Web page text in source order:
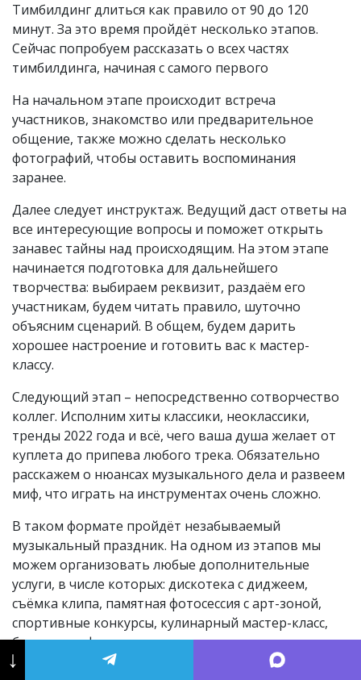
Тимбилдинг длиться как правило от 90 до 120
минут. За это время пройдёт несколько этапов.
Сейчас попробуем рассказать о всех частях
тимбилдинга, начиная с самого первого
На начальном этапе происходит встреча
участников, знакомство или предварительное
общение, также можно сделать несколько
фотографий, чтобы оставить воспоминания
заранее.
Далее следует инструктаж. Ведущий даст ответы на
все интересующие вопросы и поможет открыть
занавес тайны над происходящим. На этом этапе
начинается подготовка для дальнейшего
творчества: выбираем реквизит, раздаём его
участникам, будем читать правило, шуточно
объясним сценарий. В общем, будем дарить
хорошее настроение и готовить вас к мастер-
классу.
Следующий этап – непосредственно сотворчество
коллег. Исполним хиты классики, неоклассики,
тренды 2022 года и всё, чего ваша душа желает от
куплета до припева любого трека. Обязательно
расскажем о нюансах музыкального дела и развеем
миф, что играть на инструментах очень сложно.
В таком формате пройдёт незабываемый
музыкальный праздник. На одном из этапов мы
можем организовать любые дополнительные
услуги, в числе которых: дискотека с диджеем,
съёмка клипа, памятная фотосессия с арт-зоной,
спортивные конкурсы, кулинарный мастер-класс,
банкет или фуршет с индивидуальным меню,
кейтеринг и многое другое. На сайте вы можете
↓